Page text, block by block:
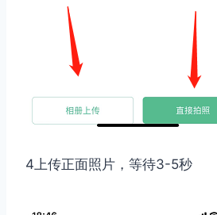
4上传正面照片，等待3-5秒